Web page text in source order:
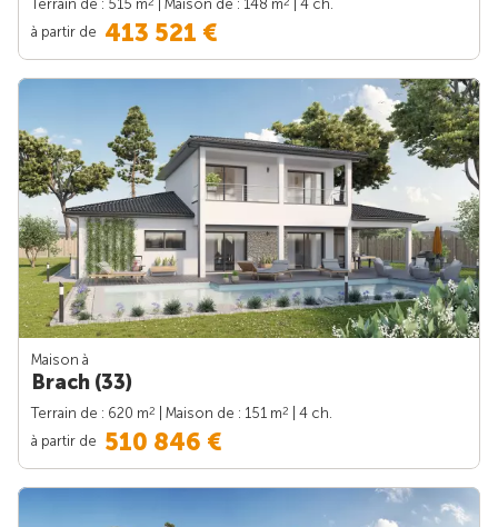
Terrain de : 515 m | Maison de : 148 m
| 4 ch.
à partir de 413 521 €
Maison à
Brach (33)
Terrain de : 620 m2 | Maison de : 151 m2
| 4 ch.
à partir de 510 846 €